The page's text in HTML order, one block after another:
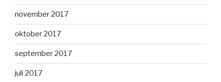
november 2017
oktober 2017
september 2017
juli 2017